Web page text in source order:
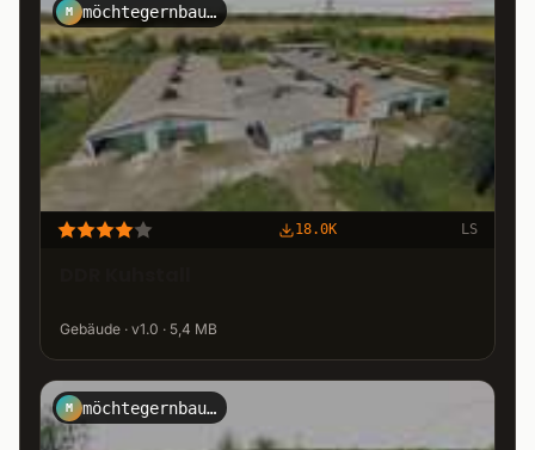
M möchtegernbauer
18.0K LS
Gebäude · v1.0 · 5,4 MB
M möchtegernbauer